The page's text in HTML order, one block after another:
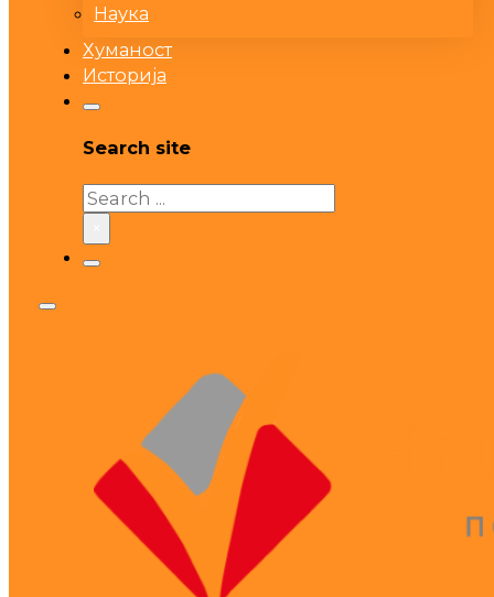
Наука
Хуманост
Историја
Search site
Search